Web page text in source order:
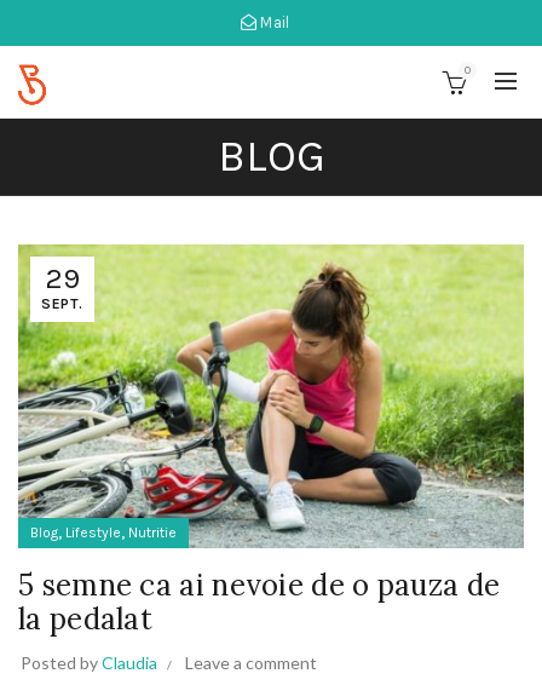
Mail
0
BLOG
29
SEPT.
Blog, Lifestyle, Nutritie
5 semne ca ai nevoie de o pauza de
la pedalat
Posted byClaudia Leave a comment